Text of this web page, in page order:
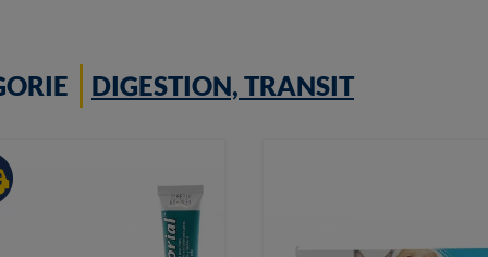
DIGESTION, TRANSIT